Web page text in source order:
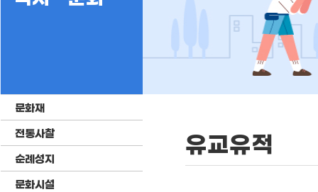
문화재
전통사찰
순례성지
문화시설
유교유적